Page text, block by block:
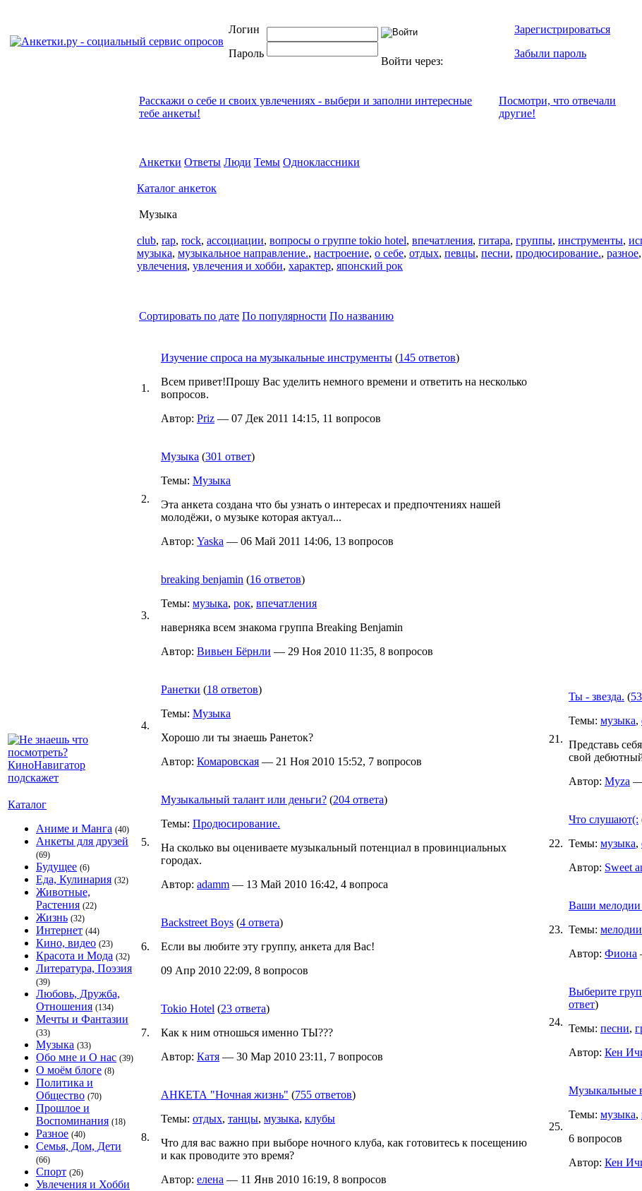
Логин
Пароль
Войти через:
Зарегистрироваться
Забыли пароль
Каталог
Аниме и Манга (40)
Анкеты для друзей
(69)
Будущее (6)
Еда, Кулинария (32)
Животные,
Растения (22)
Жизнь (32)
Интернет (44)
Кино, видео (23)
Красота и Мода (32)
Литература, Поэзия
(39)
Любовь, Дружба,
Отношения (134)
Мечты и Фантазии
(33)
Музыка (33)
Обо мне и О нас (39)
О моём блоге (8)
Политика и
Общество (70)
Прошлое и
Воспоминания (18)
Разное (40)
Семья, Дом, Дети
(66)
Спорт (26)
Увлечения и Хобби
Расскажи о себе и своих увлечениях - выбери и заполни интересные
тебе анкеты!
Посмотри, что отвeчали
другие!
Анкетки Ответы Люди Темы Одноклассники
Каталог анкеток
Музыка
club, rap, rock, ассоциации, вопросы о группе tokio hotel, впечатления, гитара, группы, инструменты,
музыка, музыкальное направление., настроение, о себе, отдых, певцы, песни, продюсирование., разное,
увлечения, увлечения и хобби, характер, японский рок
Сортировать по дате По популярности По названию
1.
Изучение спроса на музыкальные инструменты (145 ответов)
Всем привет!Прошу Вас уделить немного времени и ответить на несколько
вопросов.
Автор: Priz — 07 Дек 2011 14:15, 11 вопросов
2.
Музыка (301 ответ)
Темы: Музыка
Эта анкета создана что бы узнать о интересах и предпочтениях нашей
молодёжи, о музыке которая актуал...
Автор: Yaska — 06 Май 2011 14:06, 13 вопросов
3.
breaking benjamin (16 ответов)
Темы: музыка, рок, впечатления
наверняка всем знакома группа Breaking Benjamin
Автор: Вивьен Бёрнли — 29 Ноя 2010 11:35, 8 вопросов
4.
Ранетки (18 ответов)
Темы: Музыка
Хорошо ли ты знаешь Ранеток?
Автор: Комаровская — 21 Ноя 2010 15:52, 7 вопросов
5.
Музыкальный талант или деньги? (204 ответа)
Темы: Продюсирование.
На сколько вы оцениваете музыкальный потенциал в провинциальных
городах.
Автор: adamm — 13 Май 2010 16:42, 4 вопроса
6.
Backstreet Boys (4 ответа)
Если вы любите эту группу, анкета для Вас!
09 Апр 2010 22:09, 8 вопросов
7.
Tokio Hotel (23 ответа)
Как к ним отношься именно ТЫ???
Автор: Катя — 30 Мар 2010 23:11, 7 вопросов
8.
АНКЕТА "Ночная жизнь" (755 ответов)
Темы: отдых, танцы, музыка, клубы
Что для вас важно при выборе ночного клуба, как готовитесь к посещению
и как проводите это время?
Автор: елена — 11 Янв 2010 16:19, 8 вопросов
21.
Ты - звезда. (
Темы: музыка,
Представь
свой
Автор: Myza —
22.
Что слушают(:
Темы: музыка,
Автор: Sweet
23.
Ваши мелодии
Темы: мелодии
Автор: Фиона
24.
Выберите
ответ)
Темы: песни,
Автор: Кен
25.
Музыкальные
Темы: музыка,
6 вопросов
Автор: Кен